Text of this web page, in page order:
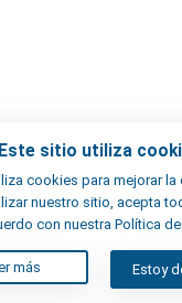
Este sitio utiliza
cookies para mejorar la
nuestro sitio, acepta
con nuestra Política
más Estoy